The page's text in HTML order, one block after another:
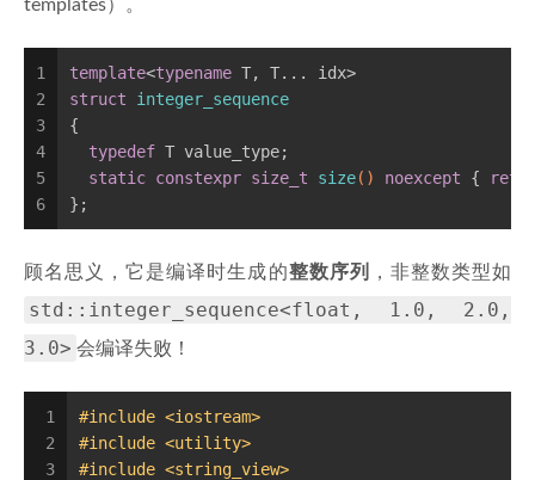
templates）。
1
2
3
4
5
6
template<typename T, T... idx>
struct
integer_sequence
{
typedef T value_type;
static constexpr size_t size() noexcept {
};
顾名思义，它是编译时生成的整数序列 ，非整数类型如
std::integer_sequence<float, 1.0, 2.0,
3.0> 会编译失败！
1
2
3
#include <iostream>
#include <utility>
#include <string_view>